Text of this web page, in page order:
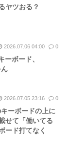
ヤツおる？
2026.07.06 04:00 0
ボード、
2026.07.05 23:16 0
ーボードの上に
せて「働いてる
ード打てなく